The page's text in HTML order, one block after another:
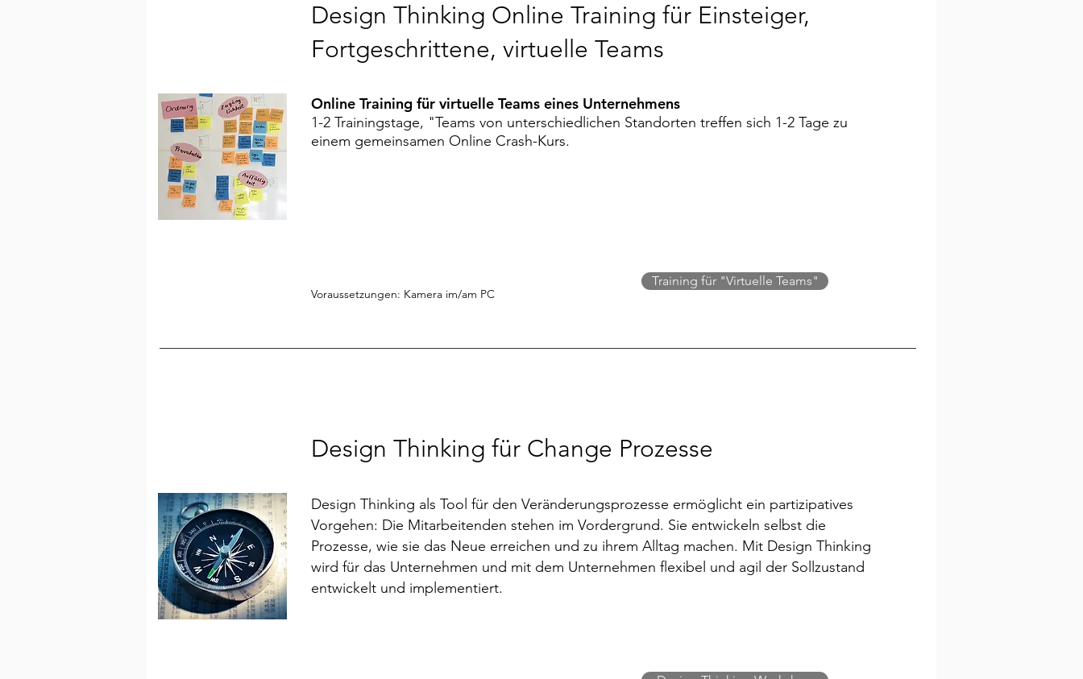
Design Thinking Online Training für Einsteiger,
Fortgeschrittene, virtuelle Teams
Online Training für virtuelle Teams eines Unternehmens
1-2 Trainingstage, "Teams von unterschiedlichen Standorten treffen sich 1-2 Tage zu
einem gemeinsamen Online Crash-Kurs.
Voraussetzungen: Kamera im/am PC
Training für "Virtuelle Teams"
Design Thinking für Change Prozesse
Design Thinking als Tool für den Veränderungsprozesse ermöglicht ein partizipatives
Vorgehen: Die Mitarbeitenden stehen im Vordergrund. Sie entwickeln selbst die
Prozesse, wie sie das Neue erreichen und zu ihrem Alltag machen. Mit Design Thinking
wird für das Unternehmen und mit dem Unternehmen flexibel und agil der Sollzustand
entwickelt und implementiert.